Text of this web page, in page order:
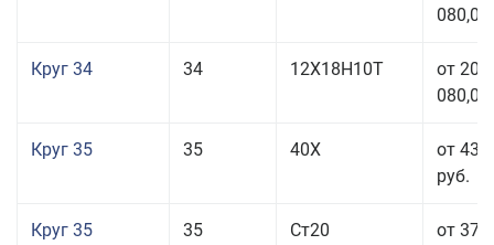
080,00
Круг 34 34 12Х18Н10Т
от 208
080,00
Круг 35 35 40Х
от 43
руб.
Круг 35 35 Ст20
от 37